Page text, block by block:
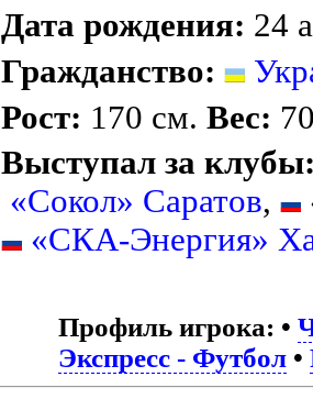
Дата рождения: 24
Гражданство:
Рост: 170 см.Вес:
Выступал за
«Сокол» Саратов,
«СКА-Энергия»
Профиль игрока: •
Экспресс - Футбол•